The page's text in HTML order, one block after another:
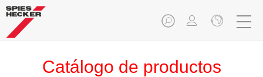
Catálogo de productos